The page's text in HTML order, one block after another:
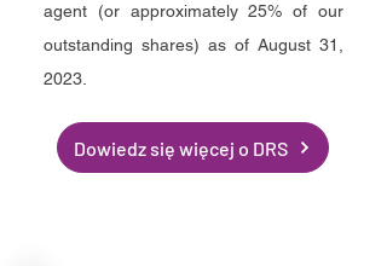
agent (or approximately 25% of our
outstanding shares) as of August 31,
2023.
Dowiedz się więcej o DRS